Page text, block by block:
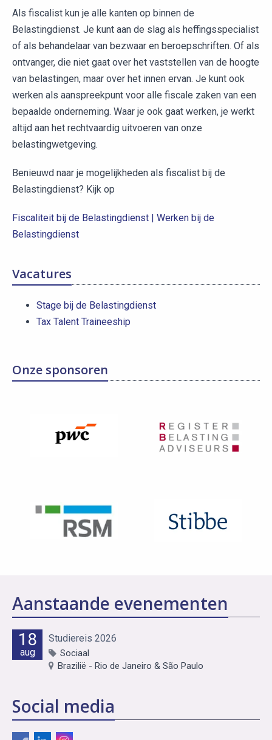
Als fiscalist kun je alle kanten op binnen de
Belastingdienst. Je kunt aan de slag als heffingsspecialist
of als behandelaar van bezwaar en beroepschriften. Of als
ontvanger, die niet gaat over het vaststellen van de hoogte
van belastingen, maar over het innen ervan. Je kunt ook
werken als aanspreekpunt voor alle fiscale zaken van een
bepaalde onderneming. Waar je ook gaat werken, je werkt
altijd aan het rechtvaardig uitvoeren van onze
belastingwetgeving.
Benieuwd naar je mogelijkheden als fiscalist bij de
Belastingdienst? Kijk op
Fiscaliteit bij de Belastingdienst | Werken bij de
Belastingdienst
Vacatures
Stage bij de Belastingdienst
Tax Talent Traineeship
Onze sponsoren
Aanstaande evenementen
18
aug
Studiereis 2026
Sociaal
Brazilië - Rio de Janeiro & São Paulo
Social media